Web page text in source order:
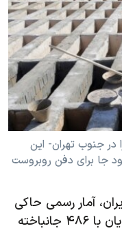
در جنوب تهران- این
آمار رسمی حاکی
از آن است که رکورد مرگ و میر مبتلایان با ۴۸۶ جانباخته